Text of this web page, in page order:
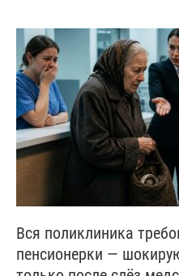
Вся поликлиника
пенсионерки —